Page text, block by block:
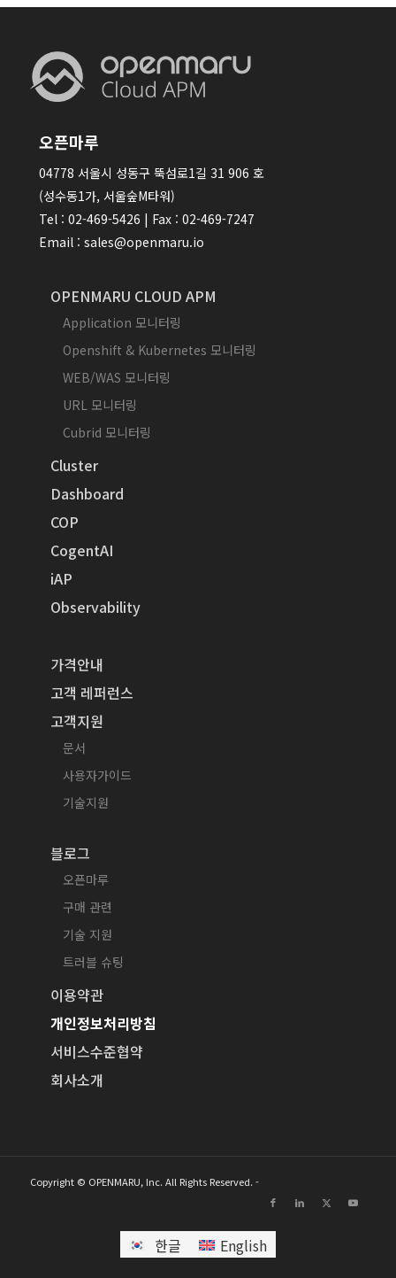
오픈마루
04778 서울시 성동구 뚝섬로1길 31 906 호
(성수동1가, 서울숲M타워)
Tel : 02-469-5426 | Fax : 02-469-7247
Email : sales@openmaru.io
OPENMARU CLOUD APM
Application 모니터링
Openshift & Kubernetes 모니터링
WEB/WAS 모니터링
URL 모니터링
Cubrid 모니터링
Cluster
Dashboard
COP
CogentAI
iAP
Observability
가격안내
고객 레퍼런스
고객지원
문서
사용자가이드
기술지원
블로그
오픈마루
구매 관련
기술 지원
트러블 슈팅
이용약관
개인정보처리방침
서비스수준협약
회사소개
Copyright © OPENMARU, Inc. All Rights Reserved. -
한글 English